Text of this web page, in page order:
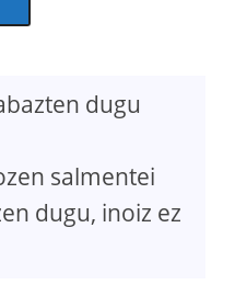
dugu
salmentei
dugu, inoiz ez